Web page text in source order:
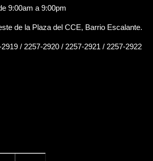
9:00am a 9:00pm
de la Plaza del CCE, Barrio Escalante.
/ 2257-2920 / 2257-2921 / 2257-2922